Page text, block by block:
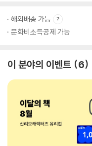
해외배송 가능
문화비소득공제 가능
이 분야의 이벤트 6